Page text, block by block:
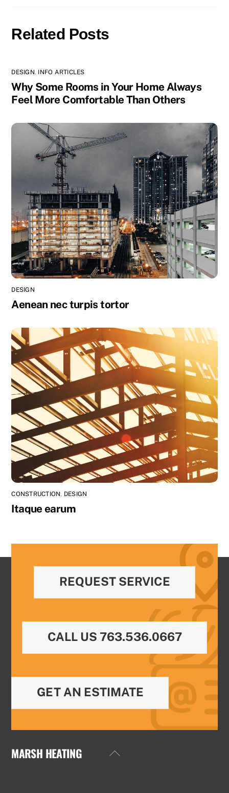
Related Posts
DESIGN, INFO ARTICLES
Why Some Rooms in Your Home Always
Feel More Comfortable Than Others
DESIGN
Aenean nec turpis tortor
CONSTRUCTION, DESIGN
Itaque earum
REQUEST SERVICE
CALL US 763.536.0667
GET AN ESTIMATE
Back
MARSH HEATING